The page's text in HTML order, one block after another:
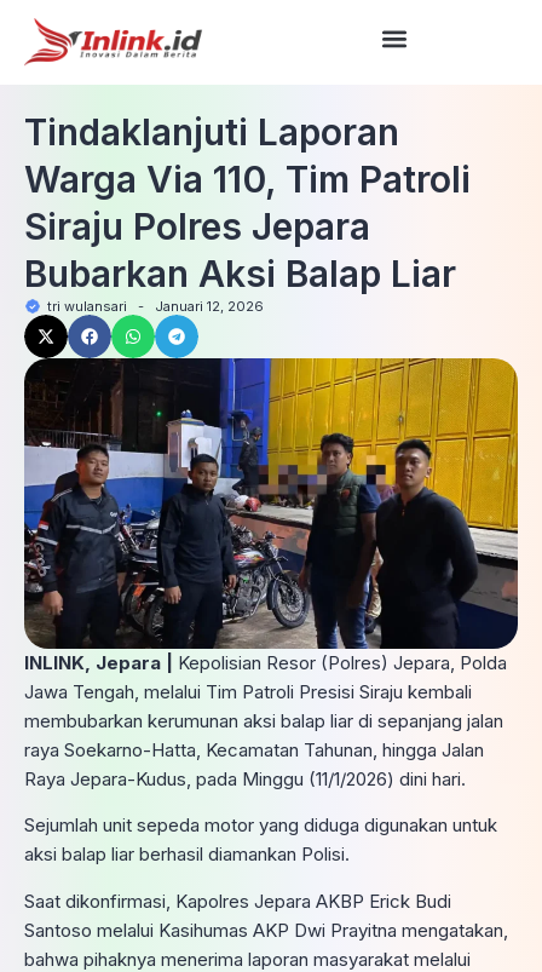
Tindaklanjuti Laporan
Warga Via 110, Tim Patroli
Siraju Polres Jepara
Bubarkan Aksi Balap Liar
tri wulansari - Januari 12, 2026
INLINK, Jepara |
Kepolisian Resor (Polres) Jepara, Polda
Jawa Tengah, melalui Tim Patroli Presisi Siraju kembali
membubarkan kerumunan aksi balap liar di sepanjang jalan
raya Soekarno-Hatta, Kecamatan Tahunan, hingga Jalan
Raya Jepara-Kudus, pada Minggu (11/1/2026) dini hari.
Sejumlah unit sepeda motor yang diduga digunakan untuk
aksi balap liar berhasil diamankan Polisi.
Saat dikonfirmasi, Kapolres Jepara AKBP Erick Budi
Santoso melalui Kasihumas AKP Dwi Prayitna mengatakan,
bahwa pihaknya menerima laporan masyarakat melalui